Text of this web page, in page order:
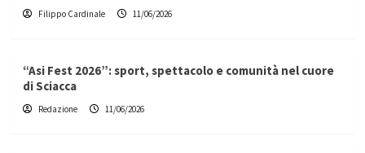
Filippo Cardinale 11/06/2026
“Asi Fest 2026”: sport, spettacolo e comunità nel cuore
di Sciacca
Redazione 11/06/2026